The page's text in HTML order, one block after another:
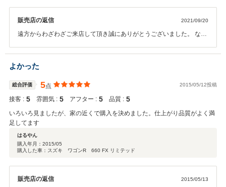
販売店の返信 2021/09/20
遠方からわざわざご来店して頂き誠にありがとうございました。 なる
と思います。 ですが、良い評価を頂き本当に嬉しく励みになります。
今後も何かありましたら、どんどん連絡頂ければ出来る限りの対応さ
よかった
総合評価 5点 2015/05/12投稿
接客 : 5 雰囲気 : 5 アフター : 5 品質 : 5
いろいろ見ましたが、家の近くで購入を決めました。仕上がり品質がよく満
足してます
はるやん
購入年月： 2015/05
購入した車：スズキ ワゴンR 660 FX リミテッド
販売店の返信 2015/05/13